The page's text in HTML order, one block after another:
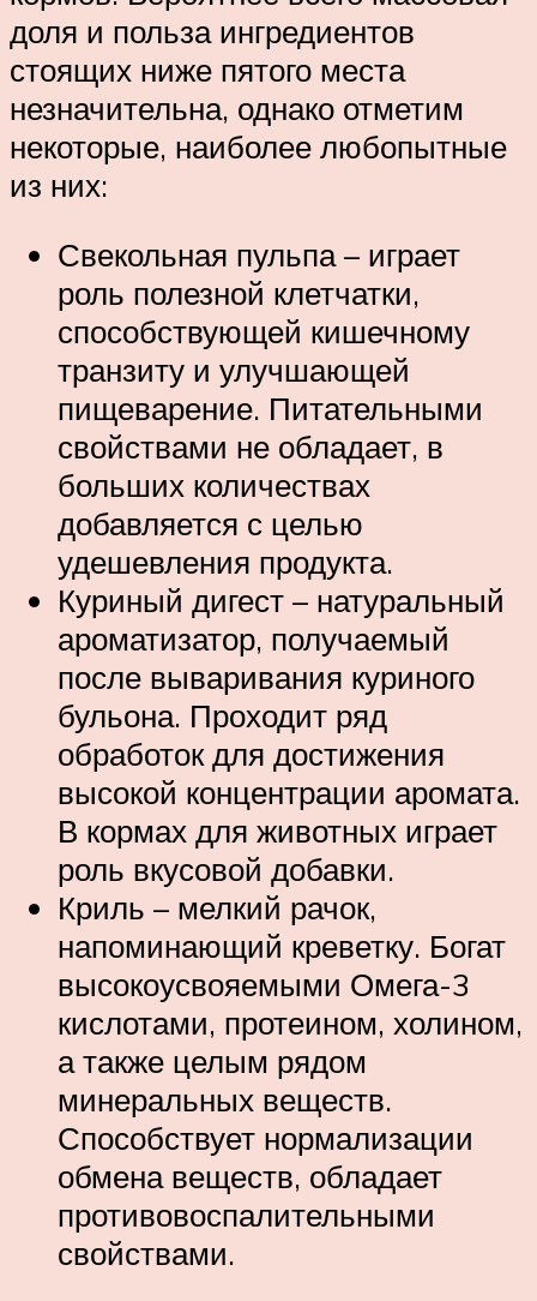
доля и польза ингредиентов
стоящих ниже пятого места
незначительна, однако отметим
некоторые, наиболее любопытные
из них:
Свекольная пульпа – играет
роль полезной клетчатки,
способствующей кишечному
транзиту и улучшающей
пищеварение. Питательными
свойствами не обладает, в
больших количествах
добавляется с целью
удешевления продукта.
Куриный дигест – натуральный
ароматизатор, получаемый
после вываривания куриного
бульона. Проходит ряд
обработок для достижения
высокой концентрации аромата.
В кормах для животных играет
роль вкусовой добавки.
Криль – мелкий рачок,
напоминающий креветку. Богат
высокоусвояемыми Омега-3
кислотами, протеином, холином,
а также целым рядом
минеральных веществ.
Способствует нормализации
обмена веществ, обладает
противовоспалительными
свойствами.